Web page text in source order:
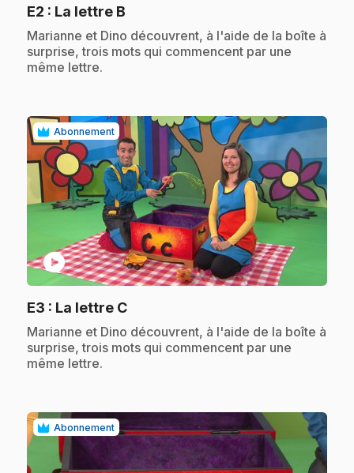
E2 : La lettre B
.Marianne et Dino découvrent, à l'aide de la boîte à
surprise, trois mots qui commencent par une
même lettre.
Abonnement
play_circle
E3 : La lettre C.
.Marianne et Dino découvrent, à l'aide de la boîte à
surprise, trois mots qui commencent par une
même lettre.
Abonnement